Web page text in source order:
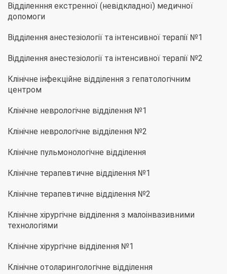
Відділенння екстренної (невідкладної) медичної
допомоги
Відділення анестезіології та інтенсивної терапії №1
Відділення анестезіології та інтенсивної терапії №2
Клінічне інфекційне відділення з гепатологічним
центром
Клінічне неврологічне відділення №1
Клінічне неврологічне відділення №2
Клінічне пульмонологічне відділення
Клінічне терапевтичне відділення №1
Клінічне терапевтичне відділення №2
Клінічне хірургічне відділення з малоінвазивними
технологіями
Клінічне хірургічне відділення №1
Клінічне отоларингологічне відділення